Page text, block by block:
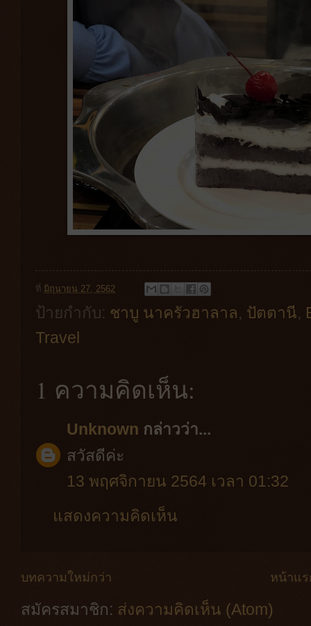
ที่ มิถุนายน 27, 2562
ป้ายกำกับ: ชาบู นาครัวฮาลาล, ปัตตานี,
Travel
1 ความคิดเห็น:
Unknown กล่าวว่า...
สวัสดีค่ะ
13 พฤศจิกายน 2564 เวลา 01:32
แสดงความคิดเห็น
บทความใหม่กว่า หน้าแร
สมัครสมาชิก: ส่งความคิดเห็น (Atom)